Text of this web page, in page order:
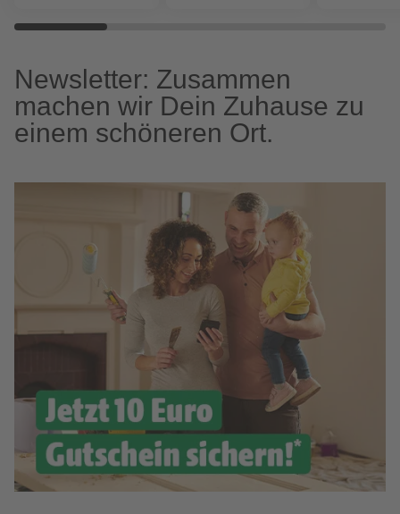
Newsletter: Zusammen
machen wir Dein Zuhause zu
einem schöneren Ort.